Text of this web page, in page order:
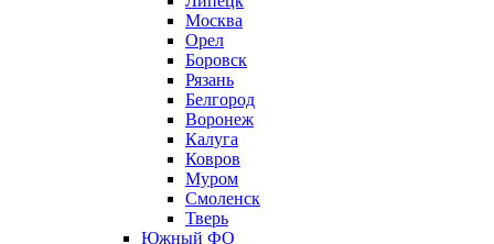
Москва
Орел
Боровск
Рязань
Белгород
Воронеж
Калуга
Ковров
Муром
Смоленск
Тверь
Южный ФО